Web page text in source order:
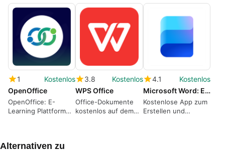
1
Kostenlos
OpenOffice
OpenOffice: E-
Learning Plattform
3.8
Kostenlos
WPS Office
Office-Dokumente
kostenlos auf dem
4.1
Kostenlos
Microsoft Word: Edit Documents
Kostenlose App zum
Erstellen und
Alternativen zu